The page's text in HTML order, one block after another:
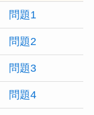
問題1
問題2
問題3
問題4